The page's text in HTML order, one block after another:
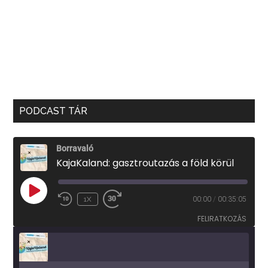
PODCAST TÁR
Borravaló
KajaKaland: gasztroutazás a föld körül
PLAY
EPISODE
1X 00:00 / 00:35:05
FELIRATKOZÁS